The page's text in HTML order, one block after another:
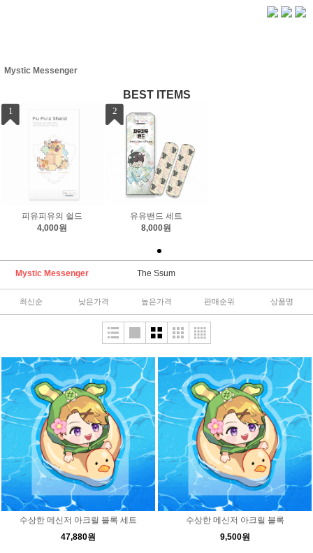
Mystic Messenger
BEST ITEMS
1
피유피유의 쉴드
4,000원
2
유유밴드 세트
8,000원
Mystic Messenger The Ssum
최신순 낮은가격 높은가격 판매순위 상품명
수상한 메신저 아크릴 블록 세트
47,880원
수상한 메신저 아크릴 블록
9,500원